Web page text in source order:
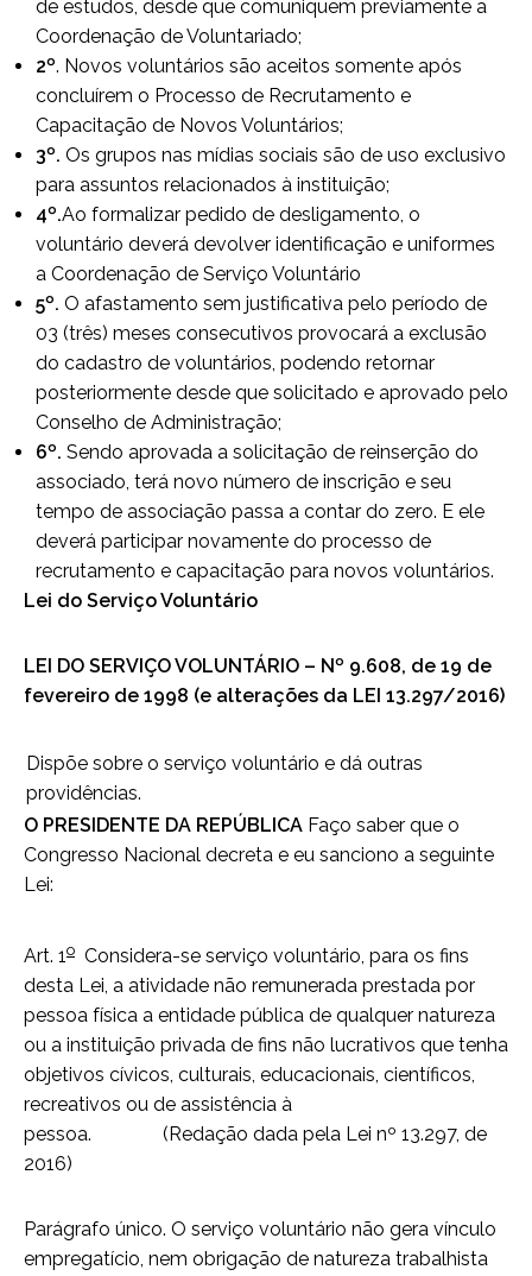
de estudos, desde que comuniquem previamente a
Coordenação de Voluntariado;
2º. Novos voluntários são aceitos somente após
concluírem o Processo de Recrutamento e
Capacitação de Novos Voluntários;
3º. Os grupos nas mídias sociais são de uso exclusivo
para assuntos relacionados à instituição;
4º.Ao formalizar pedido de desligamento, o
voluntário deverá devolver identificação e uniformes
a Coordenação de Serviço Voluntário
5º. O afastamento sem justificativa pelo período de
03 (três) meses consecutivos provocará a exclusão
do cadastro de voluntários, podendo retornar
posteriormente desde que solicitado e aprovado pelo
Conselho de Administração;
6º. Sendo aprovada a solicitação de reinserção do
associado, terá novo número de inscrição e seu
tempo de associação passa a contar do zero. E ele
deverá participar novamente do processo de
recrutamento e capacitação para novos voluntários.
Lei do Serviço Voluntário
LEI DO SERVIÇO VOLUNTÁRIO – Nº 9.608, de 19 de
fevereiro de 1998 (e alterações da LEI 13.297/2016)
Dispõe sobre o serviço voluntário e dá outras
providências.
O PRESIDENTE DA REPÚBLICA Faço saber que o
Congresso Nacional decreta e eu sanciono a seguinte
Lei:
Art. 1o Considera-se serviço voluntário, para os fins
desta Lei, a atividade não remunerada prestada por
pessoa física a entidade pública de qualquer natureza
ou a instituição privada de fins não lucrativos que tenha
objetivos cívicos, culturais, educacionais, científicos,
recreativos ou de assistência à
pessoa. (Redação dada pela Lei nº 13.297, de
2016)
Parágrafo único. O serviço voluntário não gera vínculo
empregatício, nem obrigação de natureza trabalhista